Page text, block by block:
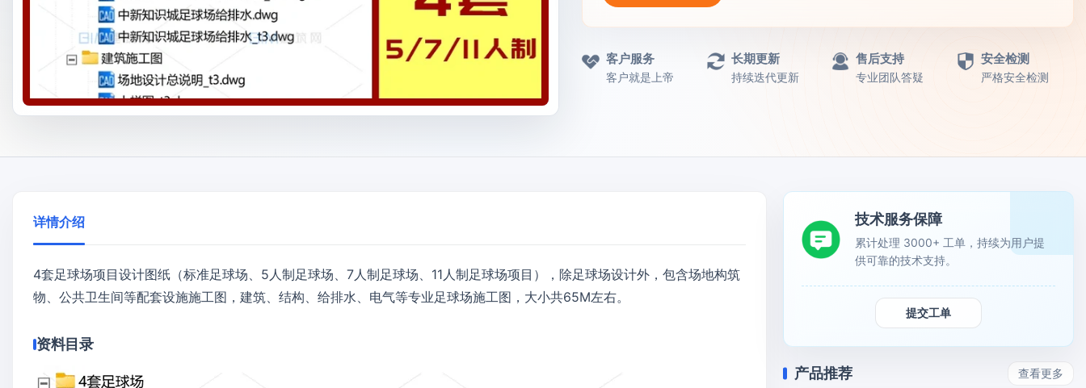
客户服务
客户就是上帝
长期更新
持续迭代更新
售后支持
专业团队答疑
安全检测
严格安全检测
详情介绍
4套足球场项目设计图纸（标准足球场、5人制足球场、7人制足球场、11人制足球场项目），除足球场设计外，包含场地构筑
物、公共卫生间等配套设施施工图，建筑、结构、给排水、电气等专业足球场施工图，大小共65M左右。
资料目录
技术服务保障
累计处理 3000+ 工单，持续为用户提
供可靠的技术支持。
提交工单
产品推荐 查看更多